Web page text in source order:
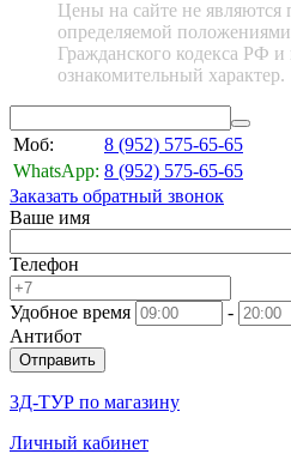
Цены на сайте не являются
определяемой
Гражданского кодекса РФ и
ознакомительный характер.
Моб: 8 (952) 575-65-65
WhatsApp: 8 (952) 575-65-65
Заказать обратный звонок
Ваше имя
Телефон
Удобное время
-
Антибот
Отправить
3Д-ТУР по магазину
Личный кабинет